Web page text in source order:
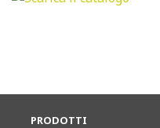
PRODOTTI